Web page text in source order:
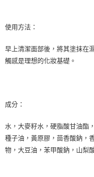
每筆NT$250，滿
付款後門市自取
免運費
使用方法：
早上清潔面部後，將其塗抹在
觸感是理想的化妝基礎。
成分：
水，大麥籽水，硬脂酸甘油酯
種子油，黃原膠，茴香酸鈉，
物，大豆油，苯甲酸鈉，山梨